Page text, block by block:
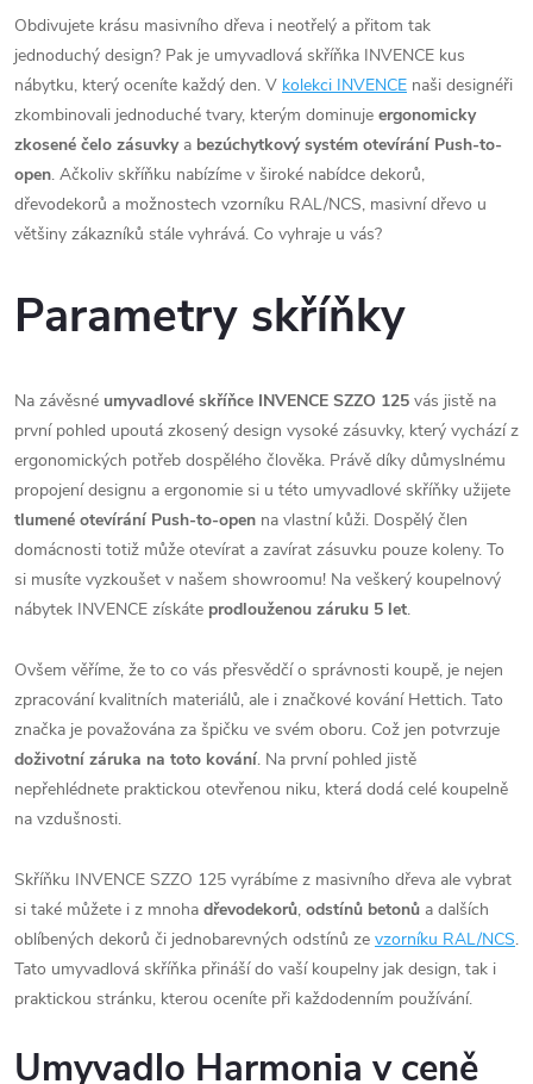
Obdivujete krásu masivního dřeva i neotřelý a přitom tak
jednoduchý design? Pak je umyvadlová skříňka INVENCE kus
nábytku, který oceníte každý den. V kolekci INVENCE naši designéři
zkombinovali jednoduché tvary, kterým dominuje ergonomicky
zkosené čelo zásuvky a bezúchytkový systém otevírání Push-to-
open. Ačkoliv skříňku nabízíme v široké nabídce dekorů,
dřevodekorů a možnostech vzorníku RAL/NCS, masivní dřevo u
většiny zákazníků stále vyhrává. Co vyhraje u vás?
Parametry skříňky
Na závěsné umyvadlové skříňce INVENCE SZZO 125 vás jistě na
první pohled upoutá zkosený design vysoké zásuvky, který vychází z
ergonomických potřeb dospělého člověka. Právě díky důmyslnému
propojení designu a ergonomie si u této umyvadlové skříňky užijete
tlumené otevírání Push-to-open na vlastní kůži. Dospělý člen
domácnosti totiž může otevírat a zavírat zásuvku pouze koleny. To
si musíte vyzkoušet v našem showroomu! Na veškerý koupelnový
nábytek INVENCE získáte prodlouženou záruku 5 let.
Ovšem věříme, že to co vás přesvědčí o správnosti koupě, je nejen
zpracování kvalitních materiálů, ale i značkové kování Hettich. Tato
značka je považována za špičku ve svém oboru. Což jen potvrzuje
doživotní záruka na toto kování. Na první pohled jistě
nepřehlédnete praktickou otevřenou niku, která dodá celé koupelně
na vzdušnosti.
Skříňku INVENCE SZZO 125 vyrábíme z masivního dřeva ale vybrat
si také můžete i z mnoha dřevodekorů, odstínů betonů a dalších
oblíbených dekorů či jednobarevných odstínů ze vzorníku RAL/NCS.
Tato umyvadlová skříňka přináší do vaší koupelny jak design, tak i
praktickou stránku, kterou oceníte při každodenním používání.
Umyvadlo Harmonia v ceně